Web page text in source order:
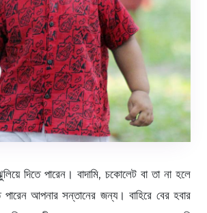
দিতে পারেন। বাদামি, চকোলেট বা তা না হলে
আপনার সন্তানের জন্য। বাহিরে বের হবার